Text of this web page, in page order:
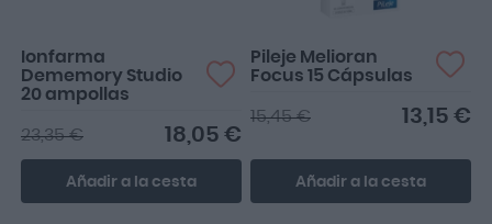
Ionfarma
Dememory Studio
20 ampollas
18,05 €
23,35 €
Añadir a la cesta
Pileje Melioran
Focus 15 Cápsulas
13,15 €
15,45 €
Añadir a la cesta